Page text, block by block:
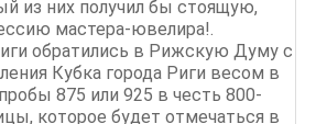
из них получил бы стоящую,
мастера-ювелира!.
обратились в Рижскую Думу с
Кубка города Риги весом в
875 или 925 в честь 800-
которое будет отмечаться в